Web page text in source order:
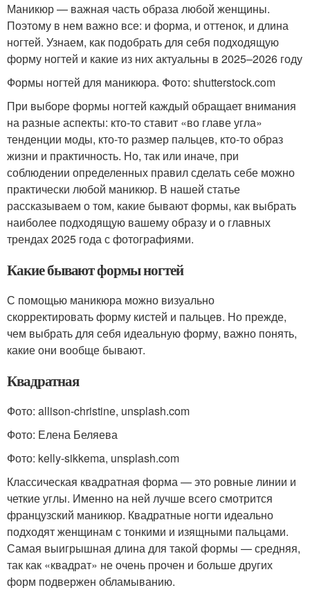
Маникюр — важная часть образа любой женщины.
Поэтому в нем важно все: и форма, и оттенок, и длина
ногтей. Узнаем, как подобрать для себя подходящую
форму ногтей и какие из них актуальны в 2025–2026 году
Формы ногтей для маникюра. Фото: shutterstock.com
При выборе формы ногтей каждый обращает внимания
на разные аспекты: кто-то ставит «во главе угла»
тенденции моды, кто-то размер пальцев, кто-то образ
жизни и практичность. Но, так или иначе, при
соблюдении определенных правил сделать себе можно
практически любой маникюр. В нашей статье
рассказываем о том, какие бывают формы, как выбрать
наиболее подходящую вашему образу и о главных
трендах 2025 года с фотографиями.
Какие бывают формы ногтей
С помощью маникюра можно визуально
скорректировать форму кистей и пальцев. Но прежде,
чем выбрать для себя идеальную форму, важно понять,
какие они вообще бывают.
Квадратная
Фото: allison-christine, unsplash.com
Фото: Елена Беляева
Фото: kelly-sikkema, unsplash.com
Классическая квадратная форма — это ровные линии и
четкие углы. Именно на ней лучше всего смотрится
французский маникюр. Квадратные ногти идеально
подходят женщинам с тонкими и изящными пальцами.
Самая выигрышная длина для такой формы — средняя,
так как «квадрат» не очень прочен и больше других
форм подвержен обламыванию.